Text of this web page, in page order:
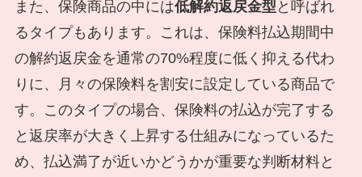
また、保険商品の中には低解約返戻金型 と呼ばれ
るタイプもあります。これは、保険料払込期間中
の解約返戻金を通常の70%程度に低く抑える代わ
りに、月々の保険料を割安に設定している商品で
す。このタイプの場合、保険料の払込が完了する
と返戻率が大きく上昇する仕組みになっているた
め、払込満了が近いかどうかが重要な判断材料と